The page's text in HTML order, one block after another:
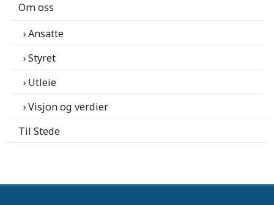
Om oss
Ansatte
Styret
Utleie
Visjon og verdier
Til Stede